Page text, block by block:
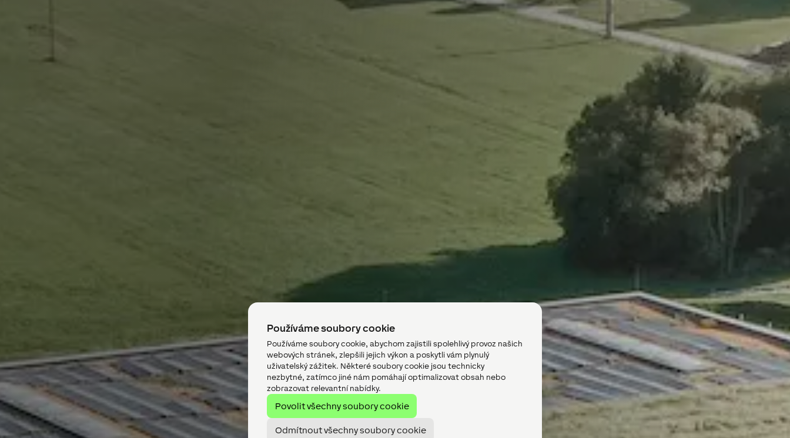
Používáme soubory cookie
Používáme soubory cookie, abychom zajistili spolehlivý provoz našich
webových stránek, zlepšili jejich výkon a poskytli vám plynulý
uživatelský zážitek. Některé soubory cookie jsou technicky
nezbytné, zatímco jiné nám pomáhají optimalizovat obsah nebo
zobrazovat relevantní nabídky.
Povolit všechny soubory cookie
Odmítnout všechny soubory cookie